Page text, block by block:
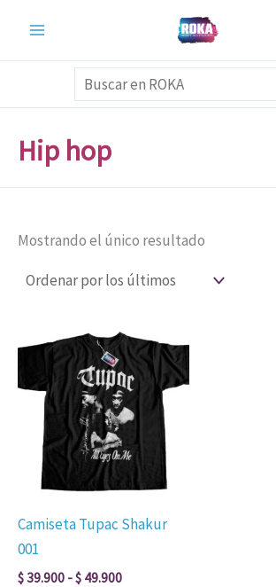
contenido
Buscar
Hip hop
Mostrando el único resultado
Camiseta Tupac Shakur
001
$39.900 -$ 49.900
Rango
de
precios:
desde
$ 39.900
hasta
$ 49.900
producto
tiene